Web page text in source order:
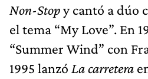
Non-Stopy cantó a dúo
el tema “My Love”. En
“Summer Wind” con
1995 lanzó La carretera